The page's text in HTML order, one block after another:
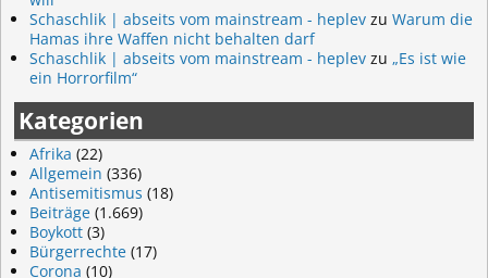
Schaschlik | abseits vom mainstream - heplev zu Warum die
Hamas ihre Waffen nicht behalten darf
Schaschlik | abseits vom mainstream - heplev zu „Es ist wie
ein Horrorfilm“
Kategorien
Afrika (22)
Allgemein (336)
Antisemitismus (18)
Beiträge (1.669)
Boykott (3)
Bürgerrechte (17)
Corona (10)